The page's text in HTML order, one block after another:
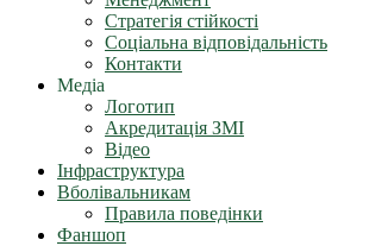
Стратегія стійкості
Соціальна відповідальність
Контакти
Медіа
Логотип
Акредитація ЗМІ
Відео
Інфраструктура
Вболівальникам
Правила поведінки
Фаншоп